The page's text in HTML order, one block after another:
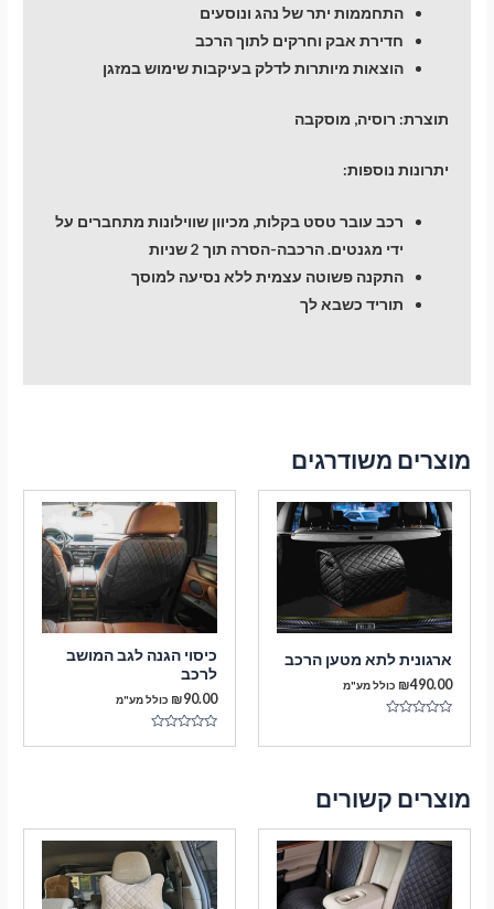
התחממות יתר של נהג ונוסעים
חדירת אבק וחרקים לתוך הרכב
הוצאות מיותרות לדלק בעיקבות שימוש במזגן
תוצרת: רוסיה, מוסקבה
יתרונות נוספות:
רכב עובר טסט בקלות, מכיוון שווילונות מתחברים על
ידי מגנטים. הרכבה-הסרה תוך 2 שניות
התקנה פשוטה עצמית ללא נסיעה למוסך
תוריד כשבא לך
מוצרים משודרגים
ארגונית לתא מטען הרכב
₪490.00 כולל מע"מ
מתוך
כיסוי הגנה לגב המושב
לרכב
₪90.00 כולל מע"מ
מוצרים קשורים